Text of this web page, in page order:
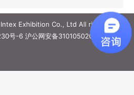
Exhibition Co., Ltd All rights
号-6沪公网安备31010502006887号